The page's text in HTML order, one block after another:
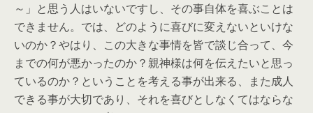
～」と思う人はいないですし、その事自体を喜ぶことは
できません。では、どのように喜びに変えないといけな
いのか？やはり、この大きな事情を皆で談じ合って、今
までの何が悪かったのか？親神様は何を伝えたいと思っ
ているのか？ということを考える事が出来る、また成人
できる事が大切であり、それを喜びとしなくてはならな